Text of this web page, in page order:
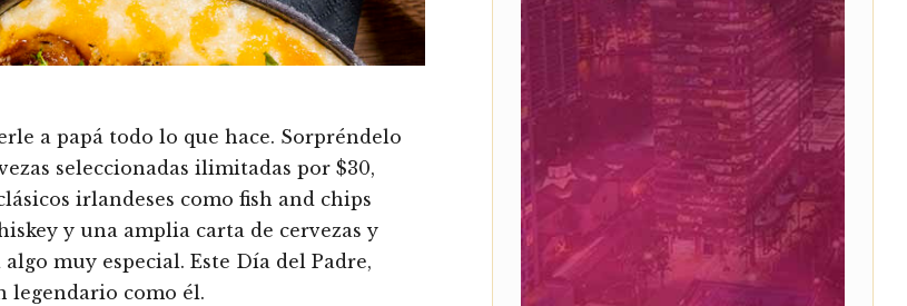
a papá todo lo que hace. Sorpréndelo
seleccionadas ilimitadas por $30,
irlandeses como fish and chips
y una amplia carta de cervezas y
muy especial. Este Día del Padre,
legendario como él.